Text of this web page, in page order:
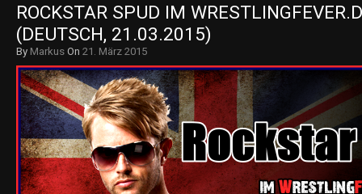
ROCKSTAR SPUD IM
(DEUTSCH, 21.03.2015)
By Markus On 21. März 2015